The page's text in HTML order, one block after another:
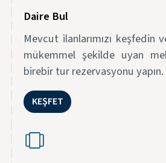
Daire Bul
Mevcut ilanlarımızı keşfedin
mükemmel şekilde uyan
birebir tur rezervasyonu yapın.
KEŞFET